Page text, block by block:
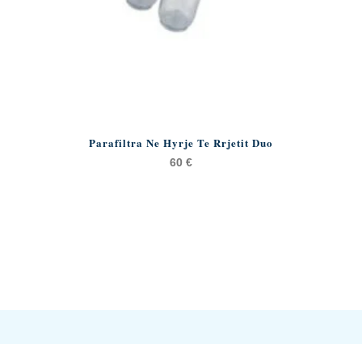
Parafiltra Ne Hyrje Te Rrjetit Duo
60 €